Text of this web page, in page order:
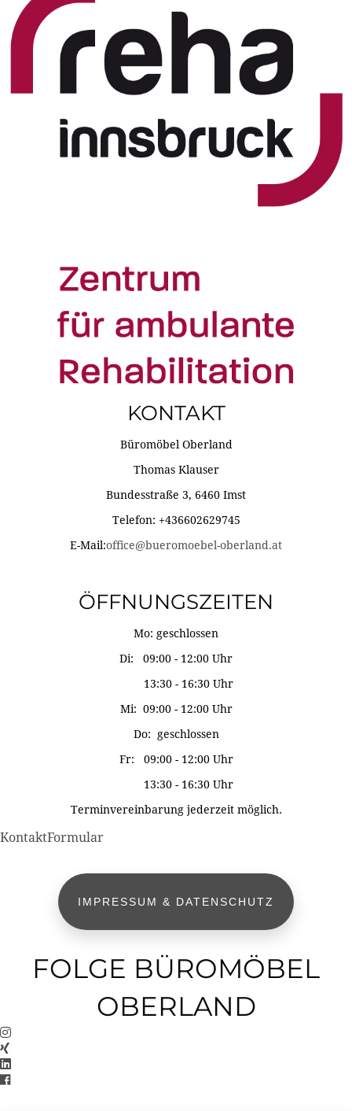
KONTAKT
Büromöbel Oberland
Thomas Klauser
Bundesstraße 3, 6460 Imst
Telefon: +436602629745
E-Mail:office@bueromoebel-oberland.at
ÖFFNUNGSZEITEN
Mo: geschlossen
Di: 09:00 - 12:00 Uhr
13:30 - 16:30 Uhr
Mi: 09:00 - 12:00 Uhr
Do: geschlossen
Fr: 09:00 - 12:00 Uhr
13:30 - 16:30 Uhr
Terminvereinbarung jederzeit möglich.
KontaktFormular
IMPRESSUM & DATENSCHUTZ
FOLGE BÜROMÖBEL
OBERLAND